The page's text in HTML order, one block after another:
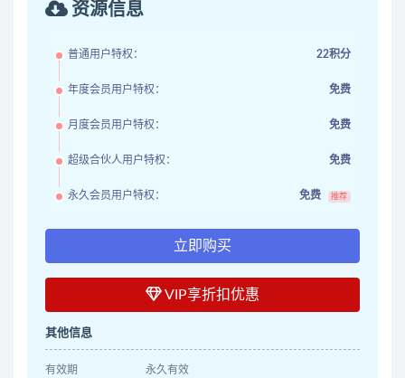
资源信息
普通用户特权： 22积分
年度会员用户特权： 免费
月度会员用户特权： 免费
超级合伙人用户特权： 免费
永久会员用户特权： 免费 推荐
立即购买
VIP享折扣优惠
其他信息
有效期 永久有效